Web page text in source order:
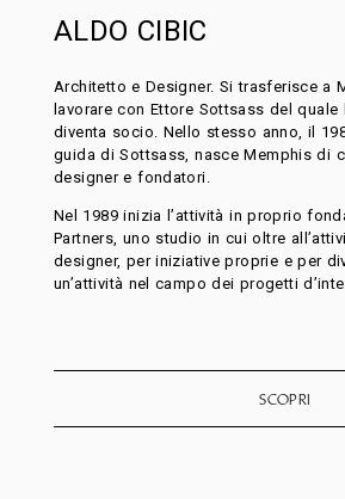
ALDO CIBIC
Architetto e Designer. Si trasferisce a
lavorare con Ettore Sottsass del quale
diventa socio. Nello stesso anno, il
guida di Sottsass, nasce Memphis di
designer e fondatori.
Nel 1989 inizia l’attività in proprio
Partners, uno studio in cui oltre
designer, per iniziative proprie e per
un’attività nel campo dei progetti
SCOPRI